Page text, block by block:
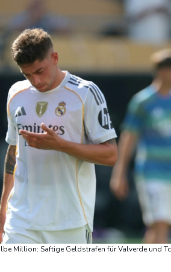
Million: Saftige Geldstrafen für Valverde und